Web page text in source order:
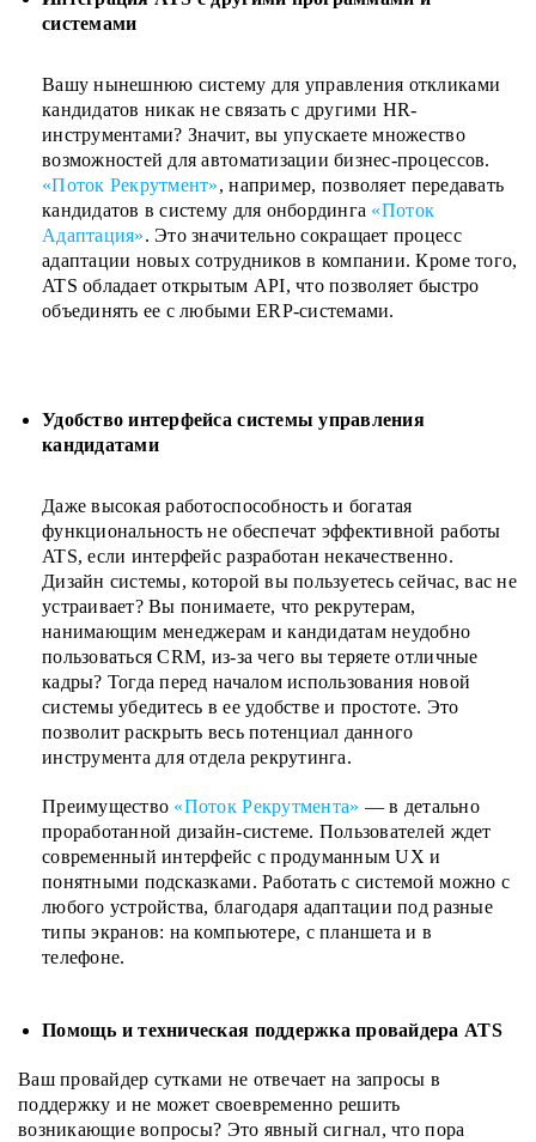
системами
Вашу нынешнюю систему для управления откликами
кандидатов никак не связать с другими HR-
инструментами? Значит, вы упускаете множество
возможностей для автоматизации бизнес-процессов.
«Поток Рекрутмент», например, позволяет передавать
кандидатов в систему для онбординга «Поток
Адаптация». Это значительно сокращает процесс
адаптации новых сотрудников в компании. Кроме того,
ATS обладает открытым API, что позволяет быстро
объединять ее с любыми ERP-системами.
Удобство интерфейса системы управления
кандидатами
Даже высокая работоспособность и богатая
функциональность не обеспечат эффективной работы
ATS, если интерфейс разработан некачественно.
Дизайн системы, которой вы пользуетесь сейчас, вас не
устраивает? Вы понимаете, что рекрутерам,
нанимающим менеджерам и кандидатам неудобно
пользоваться CRM, из-за чего вы теряете отличные
кадры? Тогда перед началом использования новой
системы убедитесь в ее удобстве и простоте. Это
позволит раскрыть весь потенциал данного
инструмента для отдела рекрутинга.
Преимущество «Поток Рекрутмента» — в детально
проработанной дизайн-системе. Пользователей ждет
современный интерфейс с продуманным UX и
понятными подсказками. Работать с системой можно с
любого устройства, благодаря адаптации под разные
типы экранов: на компьютере, с планшета и в
телефоне.
Помощь и техническая поддержка провайдера ATS
Ваш провайдер сутками не отвечает на запросы в
поддержку и не может своевременно решить
возникающие вопросы? Это явный сигнал, что пора